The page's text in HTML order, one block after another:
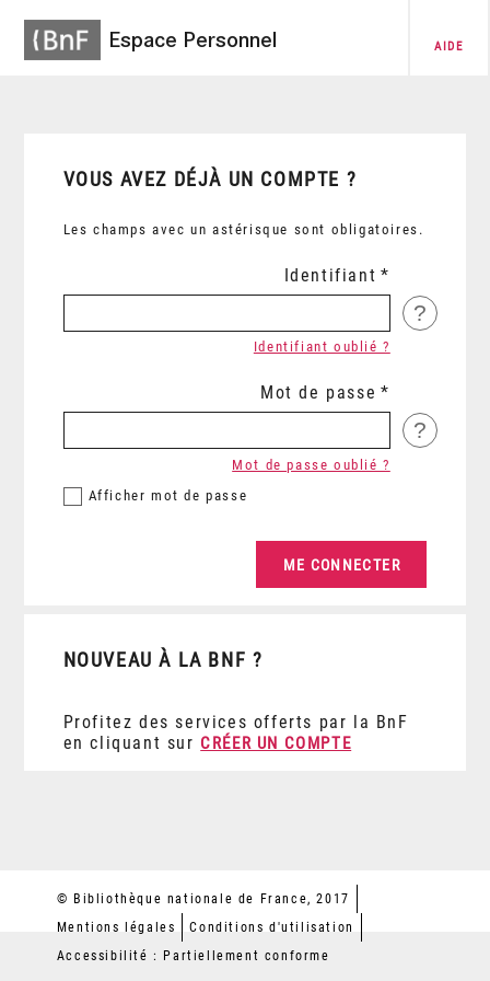
Espace Personnel AIDE
VOUS AVEZ DÉJÀ UN COMPTE ?
Les champs avec un astérisque sont obligatoires.
Identifiant
?
Identifiant oublié ?
Mot de passe
?
Afficher mot de passe
Mot de passe oublié ?
NOUVEAU À LA BNF ?
Profitez des services offerts par la BnF
en cliquant sur CRÉER UN COMPTE
© Bibliothèque nationale de France, 2017
Mentions légales
Conditions d'utilisation
Accessibilité : Partiellement conforme